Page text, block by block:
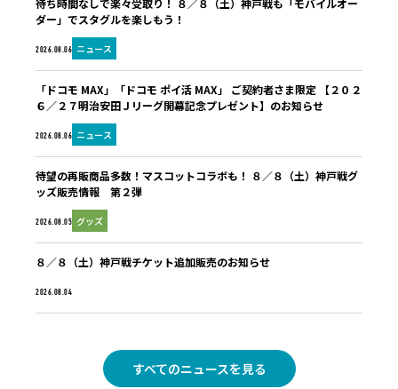
2026.08.06 ニュース
待ち時間なしで楽々受取り！ ８／８（土）神戸戦も「モバイルオー
ダー」でスタグルを楽しもう！
2026.08.06 ニュース
「ドコモ MAX」「ドコモ ポイ活 MAX」 ご契約者さま限定 【２０２
６／２７明治安田Ｊリーグ開幕記念プレゼント】のお知らせ
2026.08.05 グッズ
待望の再販商品多数！マスコットコラボも！ ８／８（土）神戸戦グ
ッズ販売情報 第２弾
2026.08.04
８／８（土）神戸戦チケット追加販売のお知らせ
すべてのニュースを見る